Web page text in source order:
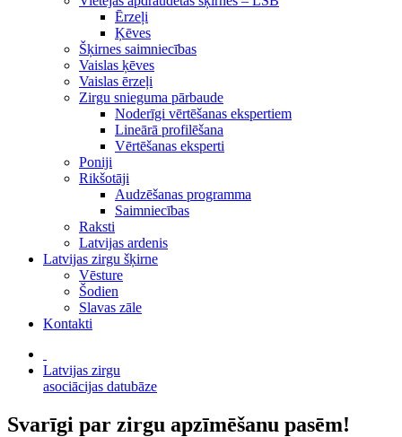
Ērzeļi
Ķēves
Šķirnes saimniecības
Vaislas ķēves
Vaislas ērzeļi
Zirgu snieguma pārbaude
Noderīgi vērtēšanas ekspertiem
Lineārā profilēšana
Vērtēšanas eksperti
Poniji
Rikšotāji
Audzēšanas programma
Saimniecības
Raksti
Latvijas ardenis
Latvijas zirgu šķirne
Vēsture
Šodien
Slavas zāle
Kontakti
Latvijas zirgu
asociācijas datubāze
Svarīgi par zirgu apzīmēšanu pasēm!